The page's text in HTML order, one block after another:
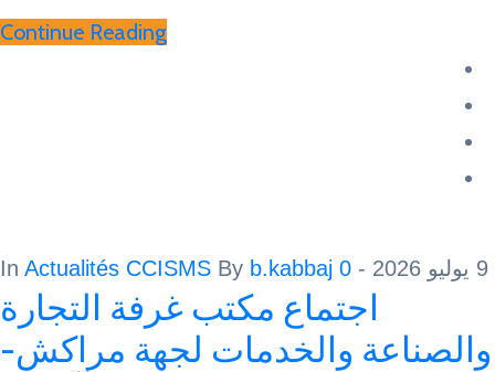
Continue Reading
- In
Actualités CCISMS By b.kabbaj 0
اجتماع مكتب غرفة التجارة
والخدمات لجهة مراكش-